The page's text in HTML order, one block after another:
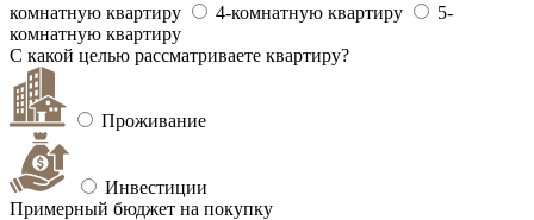
комнатную квартиру
4-комнатную квартиру
5-
комнатную квартиру
С какой целью рассматриваете квартиру?
Проживание
Инвестиции
Примерный бюджет на покупку